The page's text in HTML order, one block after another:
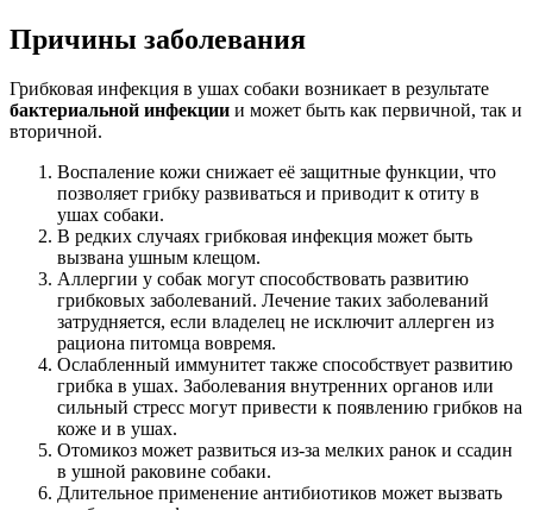
Причины заболевания
Грибковая инфекция в ушах собаки возникает в результате
бактериальной инфекции и может быть как первичной, так и
вторичной.
Воспаление кожи снижает её защитные функции, что
позволяет грибку развиваться и приводит к отиту в
ушах собаки.
В редких случаях грибковая инфекция может быть
вызвана ушным клещом.
Аллергии у собак могут способствовать развитию
грибковых заболеваний. Лечение таких заболеваний
затрудняется, если владелец не исключит аллерген из
рациона питомца вовремя.
Ослабленный иммунитет также способствует развитию
грибка в ушах. Заболевания внутренних органов или
сильный стресс могут привести к появлению грибков на
коже и в ушах.
Отомикоз может развиться из-за мелких ранок и ссадин
в ушной раковине собаки.
Длительное применение антибиотиков может вызвать